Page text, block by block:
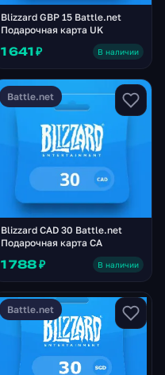
Blizzard GBP 15 Battle.net
Подарочная карта UK
1 641 ₽ В наличии
Battle.net
Blizzard CAD 30 Battle.net
Подарочная карта CA
1 788 ₽ В наличии
Battle.net